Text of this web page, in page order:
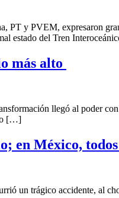
PVEM, expresaron gran
estado del Tren
más alto
llegó al poder con
[…]
en México, todos
trágico accidente, al